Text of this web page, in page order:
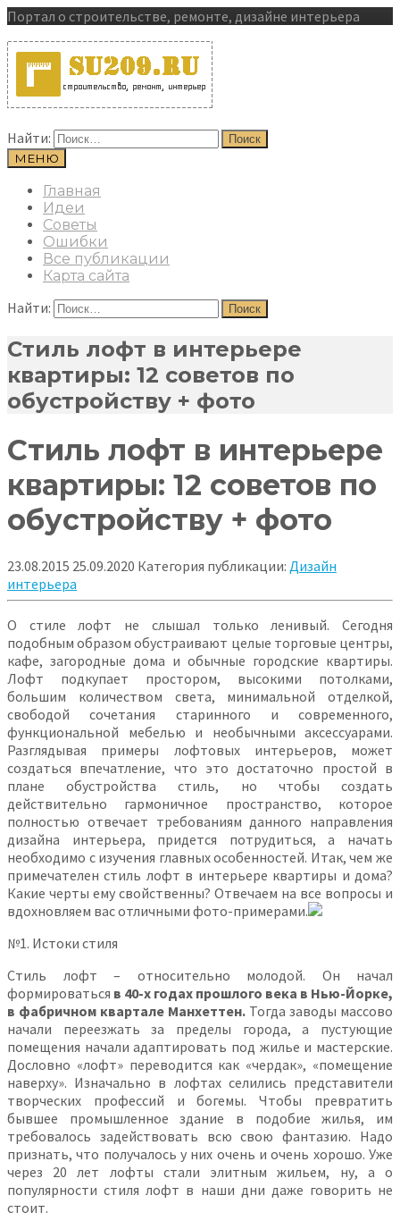
Портал о строительстве, ремонте, дизайне интерьера
Найти:
МЕНЮ
Главная
Идеи
Советы
Ошибки
Все публикации
Карта сайта
Найти:
Стиль лофт в интерьере
квартиры: 12 советов по
обустройству + фото
Стиль лофт в интерьере
квартиры: 12 советов по
обустройству + фото
23.08.2015 25.09.2020 Категория публикации: Дизайн
интерьера
О стиле лофт не слышал только ленивый. Сегодня
подобным образом обустраивают целые торговые центры,
кафе, загородные дома и обычные городские квартиры.
Лофт подкупает простором, высокими потолками,
большим количеством света, минимальной отделкой,
свободой сочетания старинного и современного,
функциональной мебелью и необычными аксессуарами.
Разглядывая примеры лофтовых интерьеров, может
создаться впечатление, что это достаточно простой в
плане обустройства стиль, но чтобы создать
действительно гармоничное пространство, которое
полностью отвечает требованиям данного направления
дизайна интерьера, придется потрудиться, а начать
необходимо с изучения главных особенностей. Итак, чем же
примечателен стиль лофт в интерьере квартиры и дома?
Какие черты ему свойственны? Отвечаем на все вопросы и
вдохновляем вас отличными фото-примерами.
№1. Истоки стиля
Стиль лофт – относительно молодой. Он начал
формироваться в 40-х годах прошлого века в Нью-Йорке,
в фабричном квартале Манхеттен. Тогда заводы массово
начали переезжать за пределы города, а пустующие
помещения начали адаптировать под жилье и мастерские.
Дословно «лофт» переводится как «чердак», «помещение
наверху». Изначально в лофтах селились представители
творческих профессий и богемы. Чтобы превратить
бывшее промышленное здание в подобие жилья, им
требовалось задействовать всю свою фантазию. Надо
признать, что получалось у них очень и очень хорошо. Уже
через 20 лет лофты стали элитным жильем, ну, а о
популярности стиля лофт в наши дни даже говорить не
стоит.